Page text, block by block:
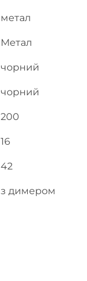
метал
Метал
чорний
чорний
200
16
42
з димером